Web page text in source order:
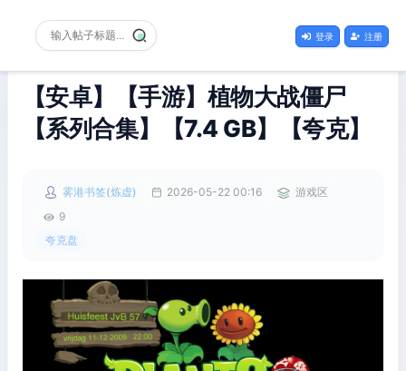
登录 注册
【安卓】【手游】植物大战僵尸
【系列合集】【7.4 GB】【夸克】
雾港书签(炼虚) 2026-05-22 00:16
游戏区
9
夸克盘